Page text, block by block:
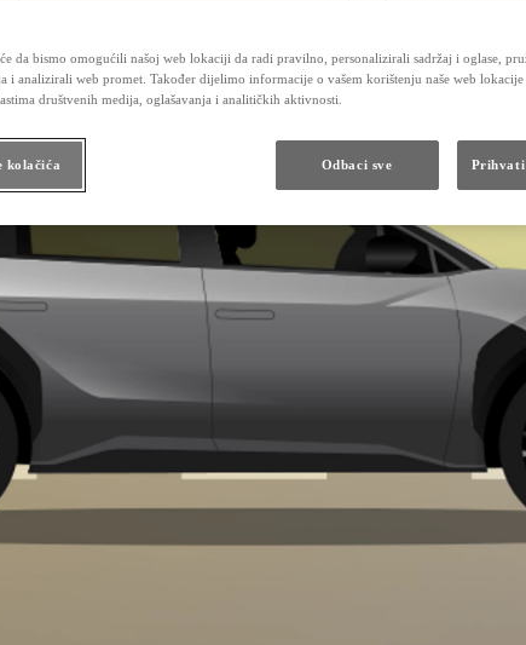
Obećanje Toyotinog servisa
Dodatna oprema i rezervni dijelovi
Dodatna oprema
Toyota Butik
da bismo omogućili našoj web lokaciji da radi pravilno, personalizirali sadržaj i oglase,
i analizirali web promet. Također dijelimo informacije o vašem korištenju naše web lokacije
društvenih medija, oglašavanja i analitičkih aktivnosti.
kolačića Odbaci sve Prihvati